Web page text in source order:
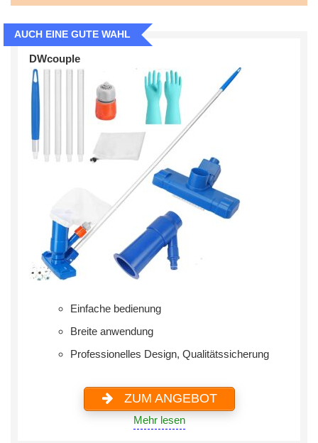
AUCH EINE GUTE WAHL
DWcouple
Einfache bedienung
Breite anwendung
‎Professionelles Design, Qualitätssicherung
ZUM ANGEBOT
Mehr lesen